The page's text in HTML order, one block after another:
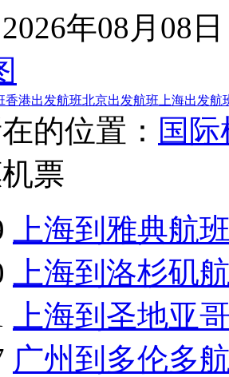
2026年08月08日
香港出发航班北京出发航班 上海出发航
的位置： 国
票
上海到雅典航
上海到洛杉矶
上海到圣地亚
广州到多伦多